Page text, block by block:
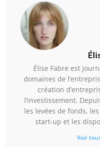
Élise Fabre est
domaines de
création
l’investissement.
les levées de fonds,
start-up et les
Voir